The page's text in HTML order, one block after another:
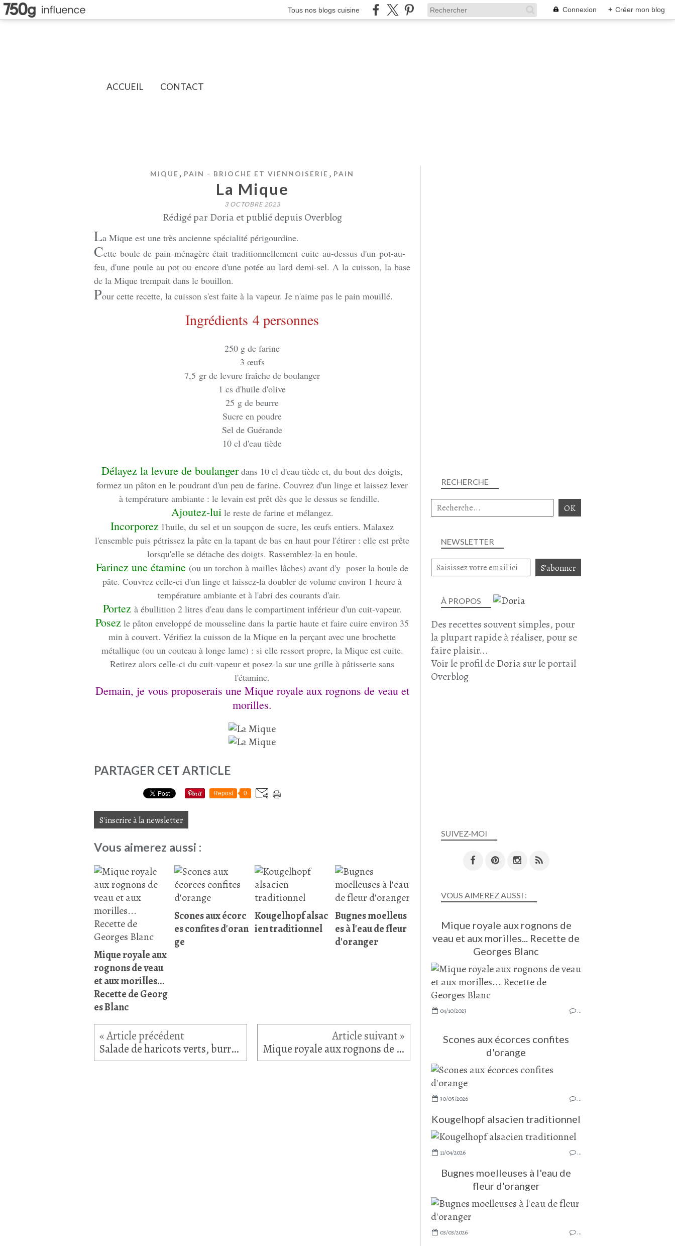
Tous nos blogs cuisine Connexion + Créer mon blog
ACCUEIL CONTACT
MIQUE , PAIN - BRIOCHE ET VIENNOISERIE , PAIN
La Mique
3 OCTOBRE 2023
Rédigé par Doria et publié depuis Overblog
La Mique est une très ancienne spécialité périgourdine.
Cette boule de pain ménagère était traditionnellement cuite au-dessus d'un pot-au-
feu, d'une poule au pot ou encore d'une potée au lard demi-sel. A la cuisson, la base
de la Mique trempait dans le bouillon.
Pour cette recette, la cuisson s'est faite à la vapeur. Je n'aime pas le pain mouillé.
Ingrédients 4 personnes
250 g de farine
3 œufs
7,5 gr de levure fraîche de boulanger
1 cs d'huile d'olive
25 g de beurre
Sucre en poudre
Sel de Guérande
10 cl d'eau tiède
Délayez la levure de boulangerdans 10 cl d'eau tiède et, du bout des doigts,
formez un pâton en le poudrant d'un peu de farine. Couvrez d'un linge et laissez lever
à température ambiante : le levain est prêt dès que le dessus se fendille.
Ajoutez-luile reste de farine et mélangez.
Incorporez l'huile, du sel et un soupçon de sucre, les œufs entiers. Malaxez
l'ensemble puis pétrissez la pâte en la tapant de bas en haut pour l'étirer : elle est prête
lorsqu'elle se détache des doigts. Rassemblez-la en boule.
Farinez une étamine (ou un torchon à mailles lâches) avant d'y poser la boule de
pâte. Couvrez celle-ci d'un linge et laissez-la doubler de volume environ 1 heure à
température ambiante et à l'abri des courants d'air.
Portez à ébullition 2 litres d'eau dans le compartiment inférieur d'un cuit-vapeur.
Posez le pâton enveloppé de mousseline dans la partie haute et faire cuire environ 35
min à couvert. Vérifiez la cuisson de la Mique en la perçant avec une brochette
métallique (ou un couteau à longe lame) : si elle ressort propre, la Mique est cuite.
Retirez alors celle-ci du cuit-vapeur et posez-la sur une grille à pâtisserie sans
l'étamine.
Demain, je vous proposerais une Mique royale aux rognons de veau et
morilles.
PARTAGER CET ARTICLE
Repost 0
S'inscrire à la newsletter
Vous aimerez aussi :
Mique royale aux
rognons de veau
et aux morilles...
Recette de Georg
es Blanc
Scones aux écorc
es confites d'oran
ge
Kougelhopf alsac
ien traditionnel
Bugnes moelleus
es à l'eau de fleur
d'oranger
Salade de haricots verts, burrata et pêches de Cyril Lignac Mique royale aux rognons de veau et aux morilles... Recette de Georges Blanc
NEWSLETTER
SUIVEZ-MOI
RECHERCHE
À PROPOS
Des recettes souvent simples, pour
la plupart rapide à réaliser, pour se
faire plaisir...
Voir le profil deDoriasur le portail
Overblog
VOUS AIMEREZ AUSSI :
Mique royale aux rognons de
veau et aux morilles... Recette de
Georges Blanc
04/10/2023 …
Scones aux écorces confites
d'orange
30/05/2026 …
Kougelhopf alsacien traditionnel
11/04/2026 …
Bugnes moelleuses à l'eau de
fleur d'oranger
03/03/2026 …